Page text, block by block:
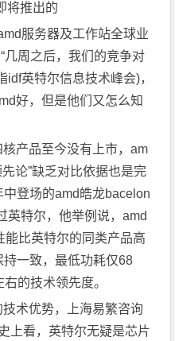
将推出的
服务器及工作站全球业
几周之后，我们的竞争对
英特尔信息技术峰会)，
好，但是他们又怎么知
产品至今没有上市，am
论”缺乏对比依据也是完
登场的amd皓龙bacelon
英特尔，他举例说，amd
比英特尔的同类产品高
一致，最低功耗仅68
的技术领先度。
术优势，上海易繁咨询
上看，英特尔无疑是芯片